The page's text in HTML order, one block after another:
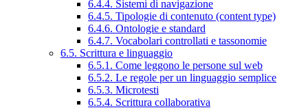
6.4.4. Sistemi di navigazione
6.4.5. Tipologie di contenuto (content type)
6.4.6. Ontologie e standard
6.4.7. Vocabolari controllati e tassonomie
6.5. Scrittura e linguaggio
6.5.1. Come leggono le persone sul web
6.5.2. Le regole per un linguaggio semplice
6.5.3. Microtesti
6.5.4. Scrittura collaborativa